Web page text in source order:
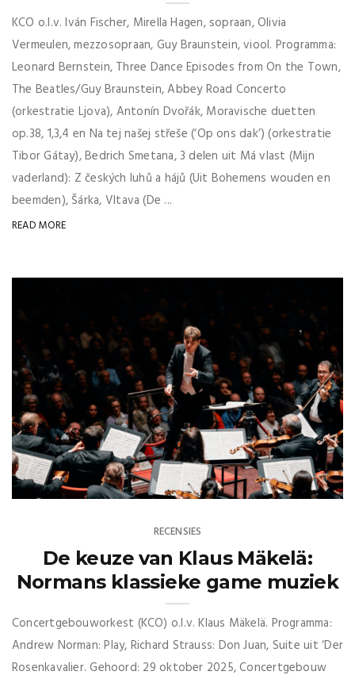
KCO o.l.v. Iván Fischer, Mirella Hagen, sopraan, Olivia
Vermeulen, mezzosopraan, Guy Braunstein, viool. Programma:
Leonard Bernstein, Three Dance Episodes from On the Town,
The Beatles/Guy Braunstein, Abbey Road Concerto
(orkestratie Ljova), Antonín Dvořák, Moravische duetten
op.38, 1,3,4 en Na tej našej střeše (‘Op ons dak’) (orkestratie
Tibor Gátay), Bedrich Smetana, 3 delen uit Má vlast (Mijn
vaderland): Z českých luhů a hájů (Uit Bohemens wouden en
beemden), Šárka, Vltava (De ...
READ MORE
RECENSIES
De keuze van Klaus Mäkelä:
Normans klassieke game muziek
Concertgebouworkest (KCO) o.l.v. Klaus Mäkelä. Programma:
Andrew Norman: Play, Richard Strauss: Don Juan, Suite uit ‘Der
Rosenkavalier. Gehoord: 29 oktober 2025, Concertgebouw